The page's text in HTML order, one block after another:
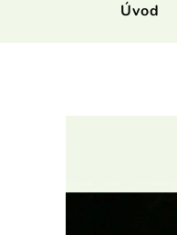
Úvod